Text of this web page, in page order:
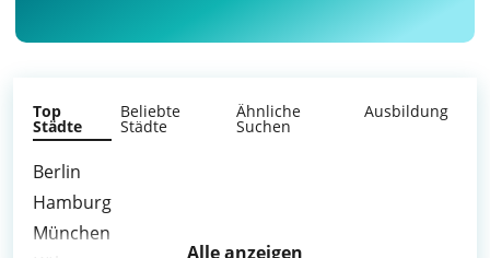
Top
Städte
Beliebte
Städte
Ähnliche
Suchen
Ausbildung
Berlin
Hamburg
München
Alle anzeigen